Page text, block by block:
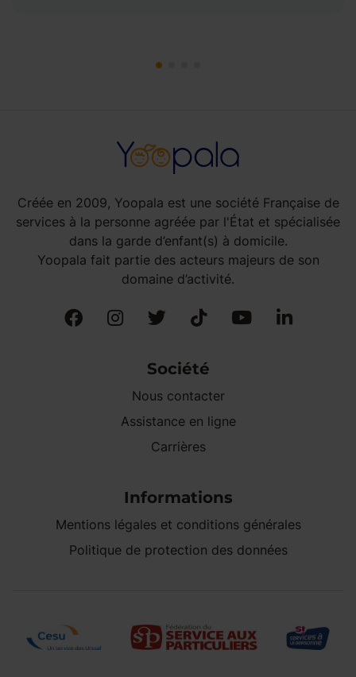
Créée en 2009, Yoopala est une société Française de
services à la personne agréée par l'État et spécialisée
dans la garde d’enfant(s) à domicile.
Yoopala fait partie des acteurs majeurs de son
domaine d’activité.
Société
Nous contacter
Assistance en ligne
Carrières
Informations
Mentions légales et conditions générales
Politique de protection des données